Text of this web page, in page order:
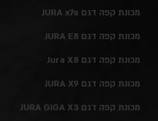
מכונת קפה דגם JURA x7s
מכונת קפה דגם JURA E8
מכונת קפה דגם Jura X8
מכונת קפה דגם JURA X9
מכונת קפה דגם JURA GIGA X3